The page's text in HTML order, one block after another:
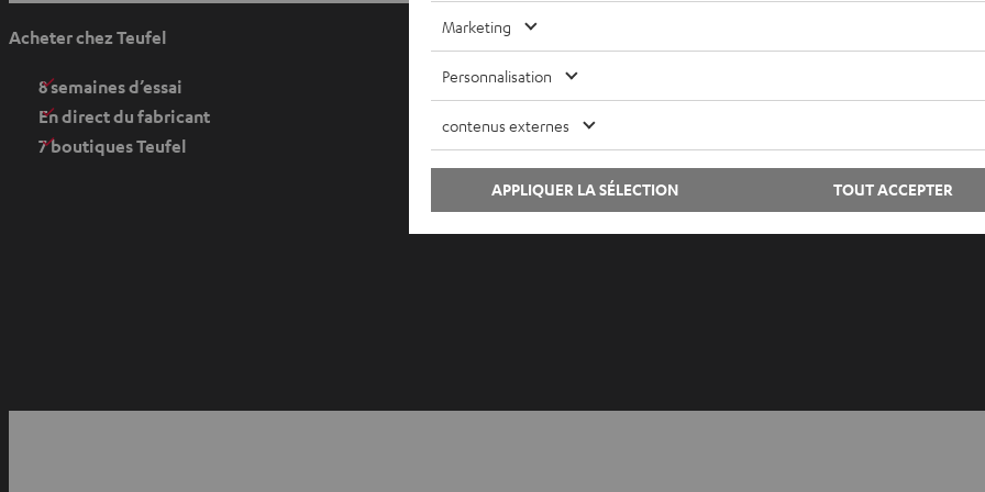
v
i
r
d
v
O
Acheter chez Teufel
8 semaines d’essai
En direct du fabricant
7 boutiques Teufel
Conseils
L’univers Teufel
Boutique FR
Boutique BE
Marketing
Personnalisation
contenus externes
TOUT ACCEPTER
APPLIQUER LA SÉLECTION